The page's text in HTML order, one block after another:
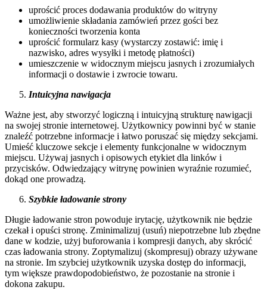
uprościć proces dodawania produktów do witryny
umożliwienie składania zamówień przez gości bez
konieczności tworzenia konta
uprościć formularz kasy (wystarczy zostawić: imię i
nazwisko, adres wysyłki i metodę płatności)
umieszczenie w widocznym miejscu jasnych i zrozumiałych
informacji o dostawie i zwrocie towaru.
Intuicyjna nawigacja
Ważne jest, aby stworzyć logiczną i intuicyjną strukturę nawigacji
na swojej stronie internetowej. Użytkownicy powinni być w stanie
znaleźć potrzebne informacje i łatwo poruszać się między sekcjami.
Umieść kluczowe sekcje i elementy funkcjonalne w widocznym
miejscu. Używaj jasnych i opisowych etykiet dla linków i
przycisków. Odwiedzający witrynę powinien wyraźnie rozumieć,
dokąd one prowadzą.
Szybkie ładowanie strony
Długie ładowanie stron powoduje irytację, użytkownik nie będzie
czekał i opuści stronę. Zminimalizuj (usuń) niepotrzebne lub zbędne
dane w kodzie, użyj buforowania i kompresji danych, aby skrócić
czas ładowania strony. Zoptymalizuj (skompresuj) obrazy używane
na stronie. Im szybciej użytkownik uzyska dostęp do informacji,
tym większe prawdopodobieństwo, że pozostanie na stronie i
dokona zakupu.